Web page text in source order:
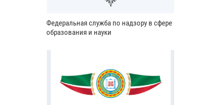
Федеральная служба по надзору в сфере
образования и науки